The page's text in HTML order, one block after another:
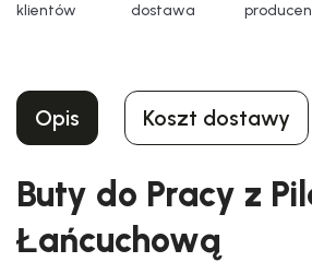
klientów
dostawa
Opis Koszt dostawy
Buty do Pracy z
Łańcuchową